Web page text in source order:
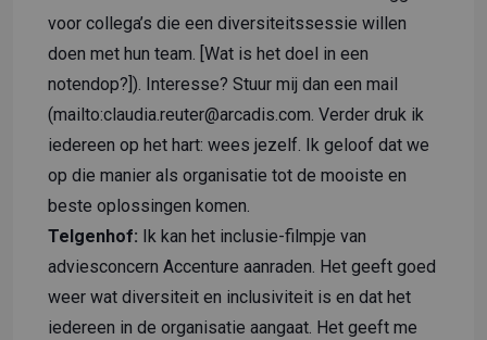
voor collega’s die een diversiteitssessie willen
doen met hun team. [Wat is het doel in een
notendop?]). Interesse? Stuur mij dan een mail
(mailto:claudia.reuter@arcadis.com. Verder druk ik
iedereen op het hart: wees jezelf. Ik geloof dat we
op die manier als organisatie tot de mooiste en
beste oplossingen komen.
Telgenhof: Ik kan het inclusie-filmpje van
adviesconcern Accenture aanraden. Het geeft goed
weer wat diversiteit en inclusiviteit is en dat het
iedereen in de organisatie aangaat. Het geeft me